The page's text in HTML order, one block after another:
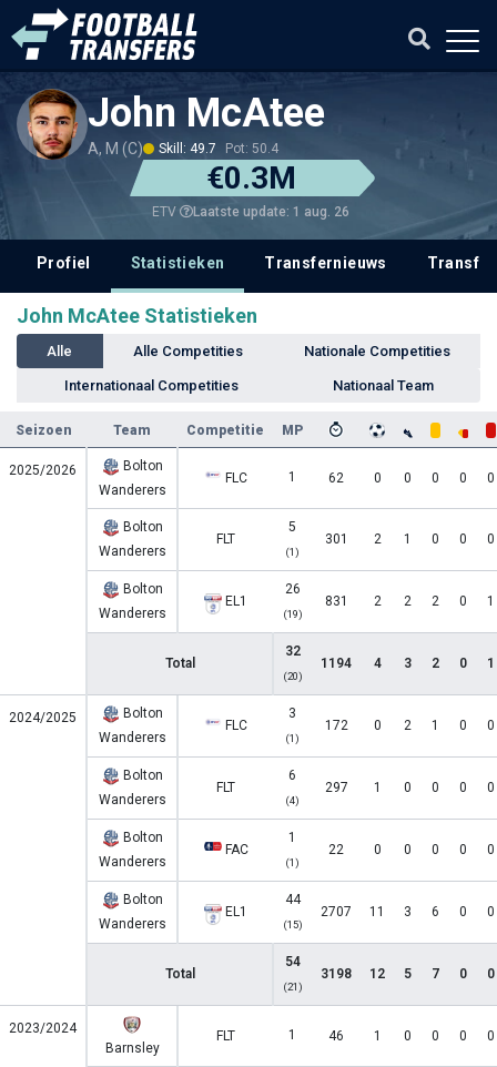
John McAtee
A, M (C) Skill: 49.7 Pot: 50.4
€0.3M
ETV Laatste update: 1 aug. 26
Profiel Statistieken Transfernieuws
John McAtee Statistieken
Alle Alle Competities Nationale Competities
Internationaal Competities Nationaal Team
Seizoen Team Competitie MP
2025/2026
Bolton
Wanderers
FLC 1 62 0 0 0 0 0
Bolton
Wanderers
FLT
5
(1)
301 2 1 0 0 0
Bolton
Wanderers
EL1
26
(19)
831 2 2 2 0 1
Total
32
(20)
1194 4 3 2 0 1
2024/2025
Bolton
Wanderers
FLC
3
(1)
172 0 2 1 0 0
Bolton
Wanderers
FLT
6
(4)
297 1 0 0 0 0
Bolton
Wanderers
FAC
1
(1)
22 0 0 0 0 0
Bolton
Wanderers
EL1
44
(15)
2707 11 3 6 0 0
Total
54
(21)
3198 12 5 7 0 0
2023/2024
Barnsley
FLT 1 46 1 0 0 0 0